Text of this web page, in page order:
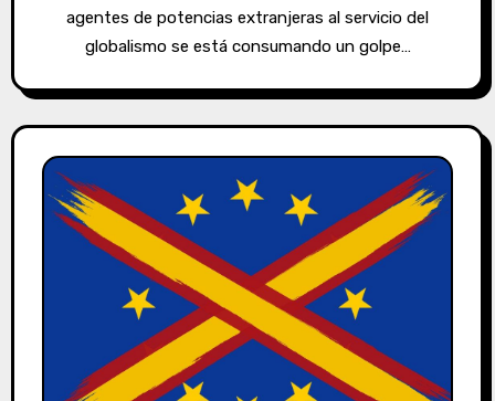
agentes de potencias extranjeras al servicio del
globalismo se está consumando un golpe…